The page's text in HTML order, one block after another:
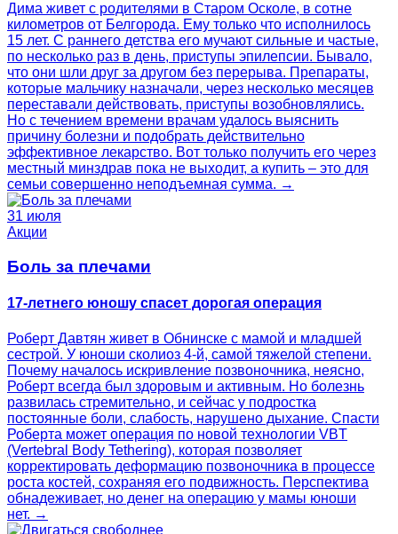
Дима живет с родителями в Старом Осколе, в сотне
километров от Белгорода. Ему только что исполнилось
15 лет. С раннего детства его мучают сильные и частые,
по несколько раз в день, приступы эпилепсии. Бывало,
что они шли друг за другом без перерыва. Препараты,
которые мальчику назначали, через несколько месяцев
переставали действовать, приступы возобновлялись.
Но с течением времени врачам удалось выяснить
причину болезни и подобрать действительно
эффективное лекарство. Вот только получить его через
местный минздрав пока не выходит, а купить – это для
семьи совершенно неподъемная сумма. →
31 июля
Акции
Боль за плечами
17-летнего юношу спасет дорогая операция
Роберт Давтян живет в Обнинске с мамой и младшей
сестрой. У юноши сколиоз 4‑й, самой тяжелой степени.
Почему началось искривление позвоночника, неясно,
Роберт всегда был здоровым и активным. Но болезнь
развилась стремительно, и сейчас у подростка
постоянные боли, слабость, нарушено дыхание. Спасти
Роберта может операция по новой технологии VBT
(Vertebral Body Tethering), которая позволяет
корректировать деформацию позвоночника в процессе
роста костей, сохраняя его подвижность. Перспектива
обнадеживает, но денег на операцию у мамы юноши
нет. →